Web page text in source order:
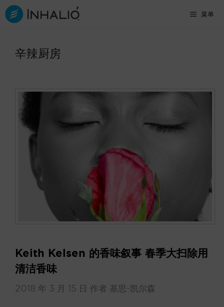
跳
至
菜单
辛辣厨房
Keith Kelsen 的香味叙事 春季大扫除用
清洁香味
2018 年 3 月 15 日 作者 基思-凯尔森